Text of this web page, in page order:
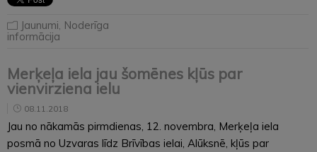
Jaunumi, Noderīga
informācija
Merķeļa iela jau šomēnes kļūs par
vienvirziena ielu
08.11.2018
Jau no nākamās pirmdienas, 12. novembra, Merķeļa iela
posmā no Uzvaras līdz Brīvības ielai, Alūksnē, kļūs par